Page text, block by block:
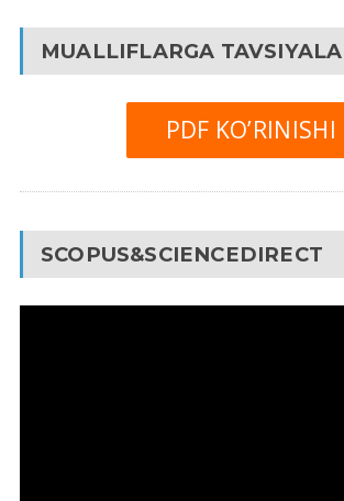
MUALLIFLARGA
PDF KO’RINISHI
SCOPUS&SCIENCEDIRECT